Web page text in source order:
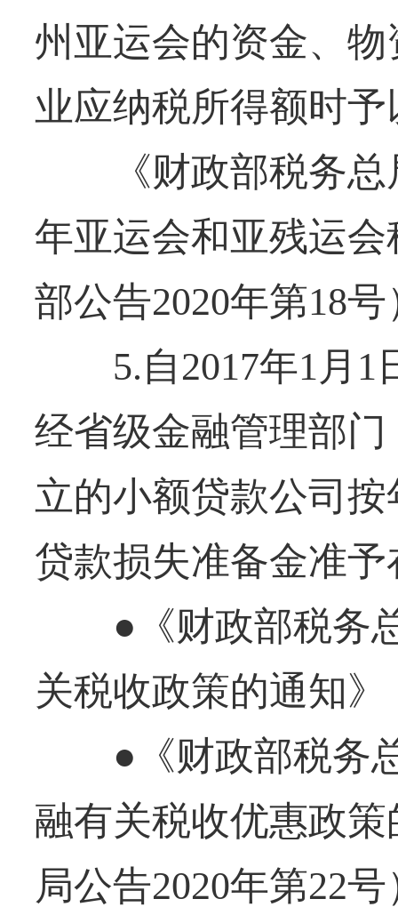
州亚运会的资金、
业应纳税所得额时
《财政部税务总
年亚运会和亚残运
部公告2020年第18号
5.自2017年1月1
经省级金融管理部
立的小额贷款公司
贷款损失准备金准
●《财政部税务总
关税收政策的通知
●《财政部税务总
融有关税收优惠政
局公告2020年第22号